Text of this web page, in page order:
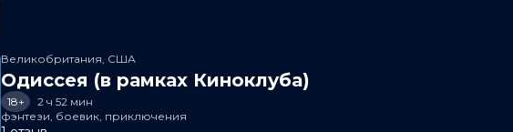
Великобритания, США
Одиссея (в рамках Киноклуба)
18+
2 ч 52 мин
фэнтези, боевик, приключения